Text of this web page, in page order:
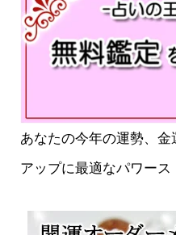
あなたの今年の運勢、
アップに最適なパワース